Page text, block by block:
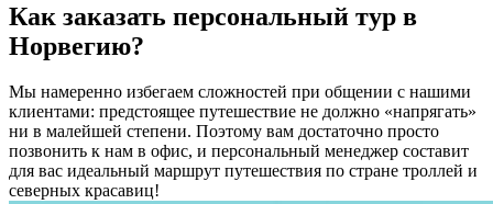
Как заказать персональный тур в
Норвегию?
Мы намеренно избегаем сложностей при общении с нашими
клиентами: предстоящее путешествие не должно «напрягать»
ни в малейшей степени. Поэтому вам достаточно просто
позвонить к нам в офис, и персональный менеджер составит
для вас идеальный маршрут путешествия по стране троллей и
северных красавиц!